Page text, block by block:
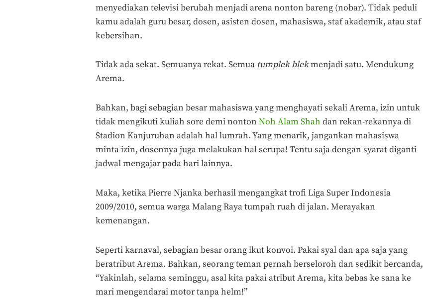
menyediakan televisi berubah menjadi arena nonton bareng (nobar). Tidak peduli
kamu adalah guru besar, dosen, asisten dosen, mahasiswa, staf akademik, atau staf
kebersihan.
Tidak ada sekat. Semuanya rekat. Semua tumplek blekmenjadi satu. Mendukung
Arema.
Bahkan, bagi sebagian besar mahasiswa yang menghayati sekali Arema, izin untuk
tidak mengikuti kuliah sore demi nonton Noh Alam Shah dan rekan-rekannya di
Stadion Kanjuruhan adalah hal lumrah. Yang menarik, jangankan mahasiswa
minta izin, dosennya juga melakukan hal serupa! Tentu saja dengan syarat diganti
jadwal mengajar pada hari lainnya.
Maka, ketika Pierre Njanka berhasil mengangkat trofi Liga Super Indonesia
2009/2010, semua warga Malang Raya tumpah ruah di jalan. Merayakan
kemenangan.
Seperti karnaval, sebagian besar orang ikut konvoi. Pakai syal dan apa saja yang
beratribut Arema. Bahkan, seorang teman pernah berseloroh dan sedikit bercanda,
“Yakinlah, selama seminggu, asal kita pakai atribut Arema, kita bebas ke sana ke
mari mengendarai motor tanpa helm!”